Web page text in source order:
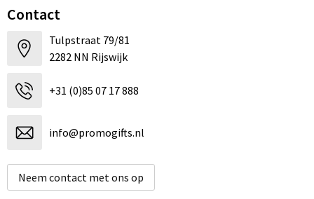
Contact
Tulpstraat 79/81
2282 NN Rijswijk
+31 (0)85 07 17 888
info@promogifts.nl
Neem contact met ons op